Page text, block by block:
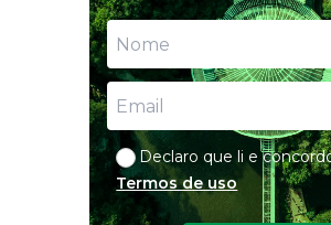
Declaro que li e
Termos de uso